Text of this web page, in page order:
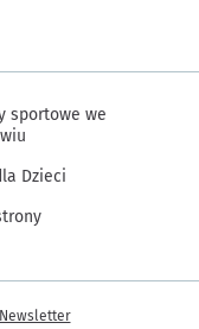
sportowe we
Dzieci
Newsletter